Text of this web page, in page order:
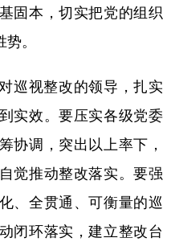
固本，切实把党的组织
。
视整改的领导，扎实
实效。要压实各级党委
协调，突出以上率下，
觉推动整改落实。要强
、全贯通、可衡量的巡
闭环落实，建立整改台